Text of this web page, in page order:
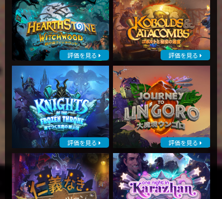
評価を見る 評価を見る
評価を見る 評価を見る